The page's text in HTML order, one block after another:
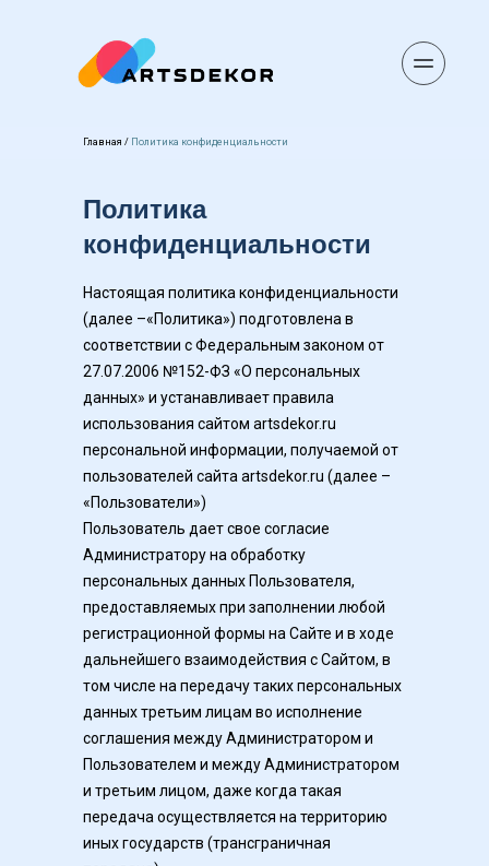
Главная / Политика конфиденциальности
Политика
конфиденциальности
Настоящая политика конфиденциальности
(далее –«Политика») подготовлена в
соответствии с Федеральным законом от
27.07.2006 №152-ФЗ «О персональных
данных» и устанавливает правила
использования сайтом artsdekor.ru
персональной информации, получаемой от
пользователей сайта artsdekor.ru (далее –
«Пользователи»)
Пользователь дает свое согласие
Администратору на обработку
персональных данных Пользователя,
предоставляемых при заполнении любой
регистрационной формы на Сайте и в ходе
дальнейшего взаимодействия с Сайтом, в
том числе на передачу таких персональных
данных третьим лицам во исполнение
соглашения между Администратором и
Пользователем и между Администратором
и третьим лицом, даже когда такая
передача осуществляется на территорию
иных государств (трансграничная